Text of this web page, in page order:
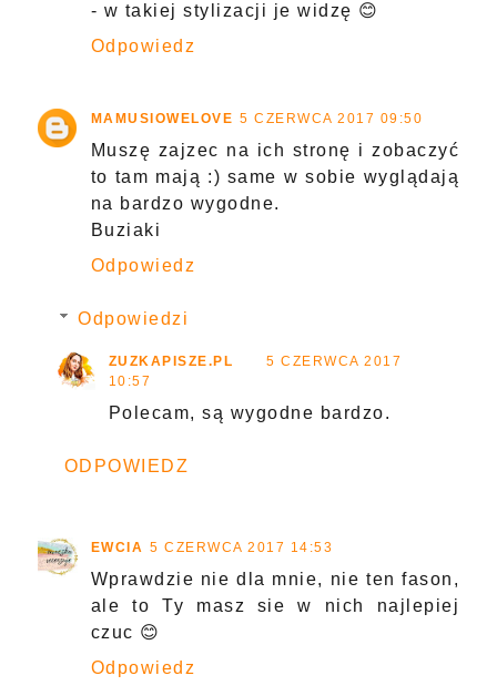
- w takiej stylizacji je widzę 😊
Odpowiedz
MAMUSIOWELOVE 5 CZERWCA 2017 09:50
Muszę zajzec na ich stronę i zobaczyć
to tam mają :) same w sobie wyglądają
na bardzo wygodne.
Buziaki
Odpowiedz
Odpowiedzi
ZUZKAPISZE.PL
5 CZERWCA 2017
10:57
Polecam, są wygodne bardzo.
ODPOWIEDZ
EWCIA 5 CZERWCA 2017 14:53
Wprawdzie nie dla mnie, nie ten fason,
ale to Ty masz sie w nich najlepiej
czuc 😊
Odpowiedz